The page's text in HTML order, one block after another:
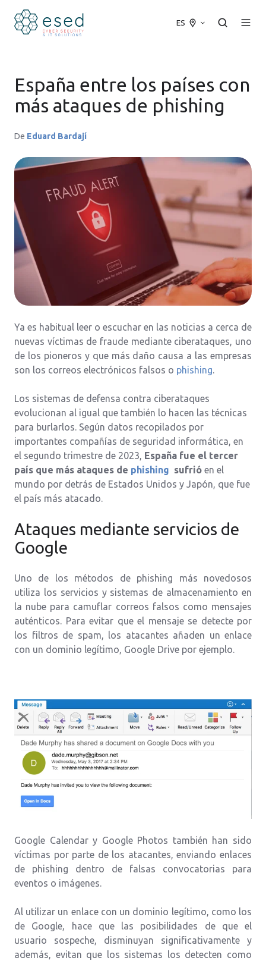
ES
España entre los países con
más ataques de phishing
De Eduard Bardají
Ya es habitual leer o escuchar en las noticias a cerca de
nuevas víctimas de fraude mediante ciberataques, uno
de los pioneros y que más daño causa a las empresas
son los correos electrónicos falsos o phishing.
Los sistemas de defensa contra ciberataques
evolucionan al igual que también lo hacen las técnicas
para burlarlos. Según datos recopilados por
importantes compañías de seguridad informática, en
el segundo trimestre de 2023, España fue el tercer
país que más ataques de phishing sufrió en el
mundo por detrás de Estados Unidos y Japón, que fue
el país más atacado.
Ataques mediante servicios de
Google
Uno de los métodos de phishing más novedosos
utiliza los servicios y sistemas de almacenamiento en
la nube para camuflar correos falsos como mensajes
auténticos. Para evitar que el mensaje se detecte por
los filtros de spam, los atacantes añaden un enlace
con un dominio legítimo, Google Drive por ejemplo.
Google Calendar y Google Photos también han sido
víctimas por parte de los atacantes, enviando enlaces
de phishing dentro de falsas convocatorias para
eventos o imágenes.
Al utilizar un enlace con un dominio legítimo, como los
de Google, hace que las posibilidades de que el
usuario sospeche, disminuyan significativamente y
además, evitan que los sistemas los detecten como